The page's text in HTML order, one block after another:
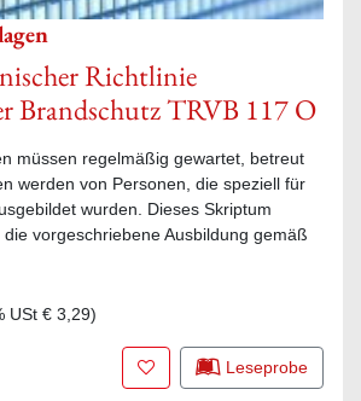
Richtlinie
Brandschutz TRVB 117 O
müssen regelmäßig gewartet, betreut
werden von Personen, die speziell für
wurden. Dieses Skriptum
vorgeschriebene Ausbildung gemäß
USt € 3,29)
Zur Merkliste hinzufügen
Leseprobe